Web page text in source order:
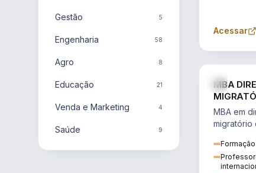
Gestão 5
Engenharia 58
Agro 8
Educação 21
Venda e Marketing 4
Saúde 9
Acessar
MBA
MBA em
migratório